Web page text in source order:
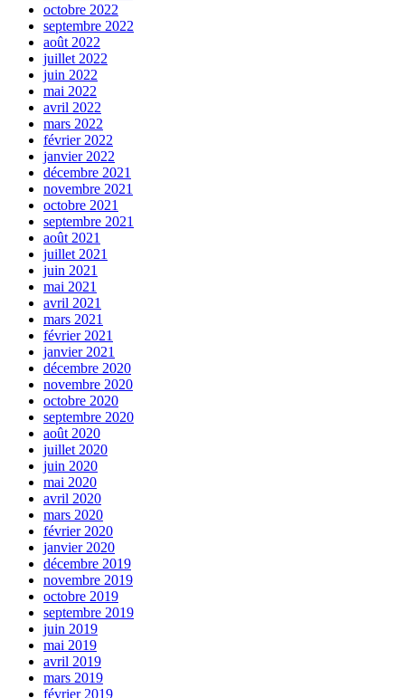
octobre 2022
septembre 2022
août 2022
juillet 2022
juin 2022
mai 2022
avril 2022
mars 2022
février 2022
janvier 2022
décembre 2021
novembre 2021
octobre 2021
septembre 2021
août 2021
juillet 2021
juin 2021
mai 2021
avril 2021
mars 2021
février 2021
janvier 2021
décembre 2020
novembre 2020
octobre 2020
septembre 2020
août 2020
juillet 2020
juin 2020
mai 2020
avril 2020
mars 2020
février 2020
janvier 2020
décembre 2019
novembre 2019
octobre 2019
septembre 2019
juin 2019
mai 2019
avril 2019
mars 2019
février 2019